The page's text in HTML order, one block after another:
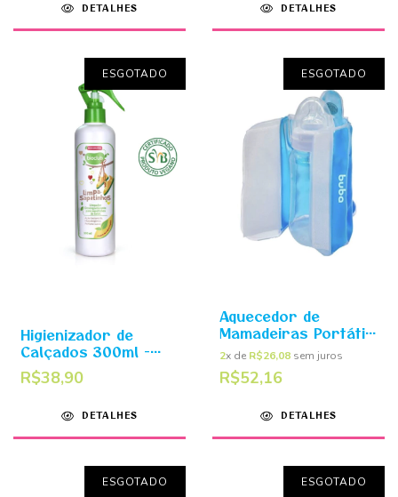
DETALHES DETALHES
ESGOTADO
Higienizador de
Calçados 300ml -
Limpa Sapatinhos
Bioclub
R$38,90
DETALHES
ESGOTADO
Aquecedor de
Mamadeiras Portátil
- Buba
2x de R$26,08 sem juros
R$52,16
DETALHES
ESGOTADO ESGOTADO